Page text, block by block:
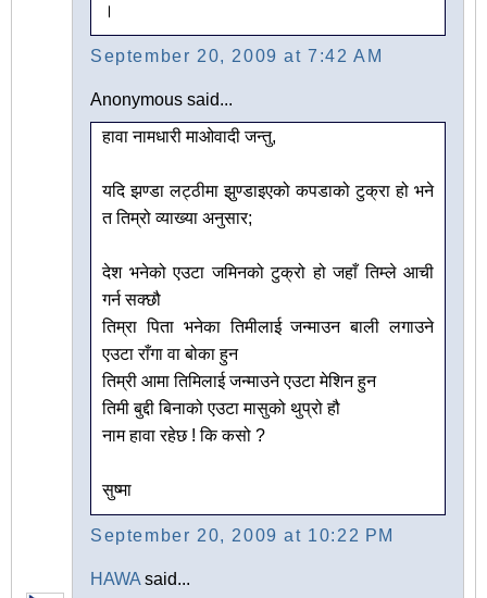
।
September 20, 2009 at 7:42 AM
Anonymous said...
हावा नामधारी माओवादी जन्तु,
यदि झण्डा लट्ठीमा झुण्डाइएको कपडाको टुक्रा हो भने
त तिम्रो व्याख्या अनुसार;
देश भनेको एउटा जमिनको टुक्रो हो जहाँ तिम्ले आची
गर्न सक्छौ
तिम्रा पिता भनेका तिमीलाई जन्माउन बाली लगाउने
एउटा राँगा वा बोका हुन
तिम्री आमा तिमिलाई जन्माउने एउटा मेशिन हुन
तिमी बुद्दी बिनाको एउटा मासुको थुप्रो हौ
नाम हावा रहेछ ! कि कसो ?
सुष्मा
September 20, 2009 at 10:22 PM
HAWA said...